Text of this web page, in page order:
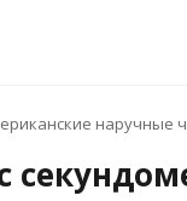
наручные